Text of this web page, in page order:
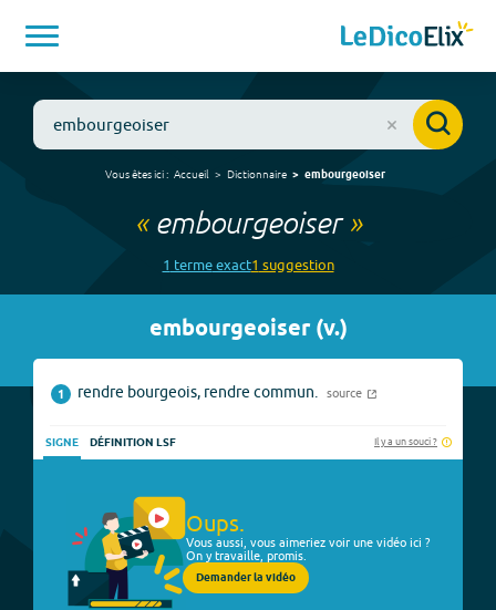
Vous êtes ici : Accueil Dictionnaire embourgeoiser
« embourgeoiser»
1 termeexact1 suggestion
embourgeoiser(v.)
1 rendre bourgeois, rendre commun. source
SIGNE DÉFINITION LSF Il y a un souci ?
Oups.
Vous aussi, vous aimeriez voir une vidéo ici ?
On y travaille, promis.
Demander la vidéo